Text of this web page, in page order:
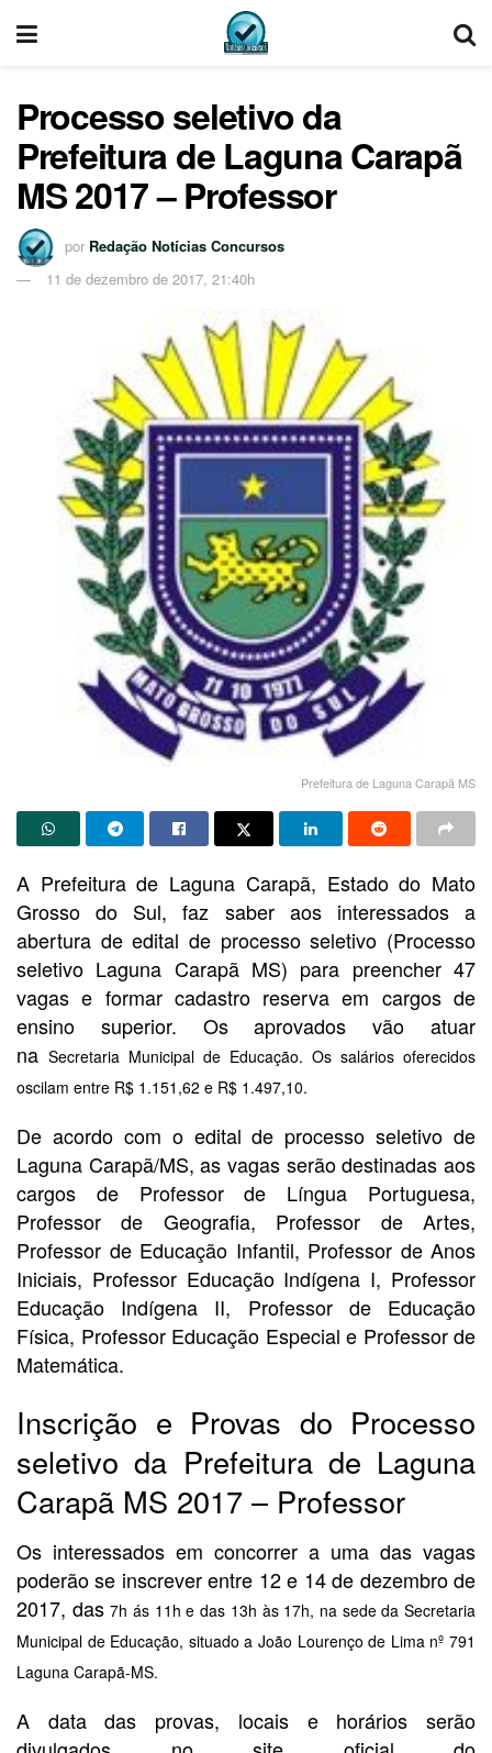
Processo seletivo da
Prefeitura de Laguna Carapã
MS 2017 – Professor
por Redação Notícias Concursos
11 de dezembro de 2017, 21:40h
Prefeitura de Laguna Carapã MS
A Prefeitura de Laguna Carapã, Estado do Mato
Grosso do Sul, faz saber aos interessados a
abertura de edital de processo seletivo (Processo
seletivo Laguna Carapã MS) para preencher 47
vagas e formar cadastro reserva em cargos de
ensino superior. Os aprovados vão atuar
na Secretaria Municipal de Educação. Os salários oferecidos
oscilam entre R$ 1.151,62 e R$ 1.497,10.
De acordo com o edital de processo seletivo de
Laguna Carapã/MS, as vagas serão destinadas aos
cargos de Professor de Língua Portuguesa,
Professor de Geografia, Professor de Artes,
Professor de Educação Infantil, Professor de Anos
Iniciais, Professor Educação Indígena I, Professor
Educação Indígena II, Professor de Educação
Física, Professor Educação Especial e Professor de
Matemática.
Inscrição e Provas do Processo
seletivo da Prefeitura de Laguna
Carapã MS 2017 – Professor
Os interessados em concorrer a uma das vagas
poderão se inscrever entre 12 e 14 de dezembro de
2017, das7h ás 11h e das 13h às 17h, na sede da Secretaria
Municipal de Educação, situado a João Lourenço de Lima nº 791
Laguna Carapã-MS.
A data das provas, locais e horários serão